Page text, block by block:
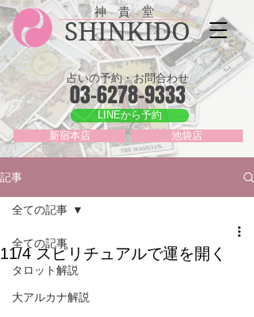
神 貴 堂
SHINKIDO
占いの予約・お問合わせ
03-6278-9333
LINEから予約
新宿本店 池袋店
記事
全ての記事
タロット解説
大アルカナ解説
全ての記事
11/4 スピリチュアルで運を開く